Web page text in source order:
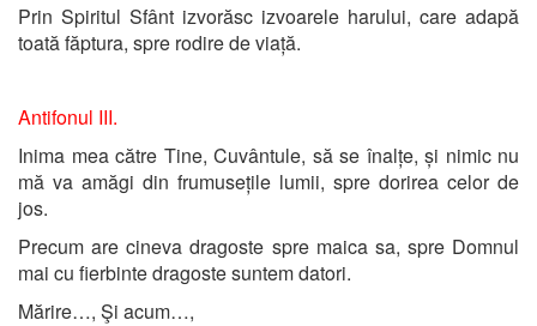
Prin Spiritul Sfânt izvorăsc izvoarele harului, care adapă
toată făptura, spre rodire de viață.
Antifonul III.
Inima mea către Tine, Cuvântule, să se înalțe, și nimic nu
mă va amăgi din frumusețile lumii, spre dorirea celor de
jos.
Precum are cineva dragoste spre maica sa, spre Domnul
mai cu fierbinte dragoste suntem datori.
Mărire…, Şi acum…,